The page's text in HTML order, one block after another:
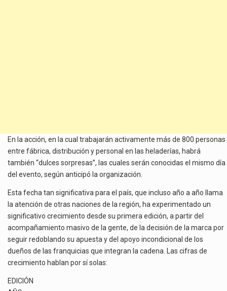
En la acción, en la cual trabajarán activamente más de 800 personas
entre fábrica, distribución y personal en las heladerías, habrá
también “dulces sorpresas”, las cuales serán conocidas el mismo día
del evento, según anticipó la organización.
Esta fecha tan significativa para el país, que incluso año a año llama
la atención de otras naciones de la región, ha experimentado un
significativo crecimiento desde su primera edición, a partir del
acompañamiento masivo de la gente, de la decisión de la marca por
seguir redoblando su apuesta y del apoyo incondicional de los
dueños de las franquicias que integran la cadena. Las cifras de
crecimiento hablan por sí solas:
EDICIÓN